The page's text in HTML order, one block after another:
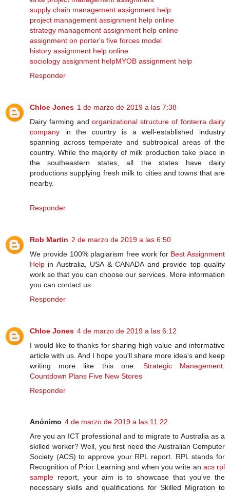
supply chain management assignment help
project management assignment help online
strategy management assignment help online
assignment on porter's five forces model
history assignment help online
sociology assignment helpMYOB assignment help
Responder
Chloe Jones 1 de marzo de 2019 a las 7:38
Dairy farming and organizational structure of fonterra dairy
company in the country is a well-established industry
spanning across temperate and subtropical areas of the
country. While the majority of milk production take place in
the southeastern states, all the states have dairy
productions supplying fresh milk to cities and towns that are
nearby.
Responder
Rob Martin 2 de marzo de 2019 a las 6:50
We provide 100% plagiarism free work for Best Assignment
Help in Australia, USA & CANADA and provide top quality
work so that you can choose our services. More information
you can contact us.
Responder
Chloe Jones 4 de marzo de 2019 a las 6:12
I would like to thanks for sharing high value and informative
article with us. And I hope you'll share more idea's and keep
writing more like this one. Strategic Management:
Countdown Plans Five New Stores
Responder
Anónimo 4 de marzo de 2019 a las 11:22
Are you an ICT professional and to migrate to Australia as a
skilled worker? Well, you first need the Australian Computer
Society (ACS) to approve your RPL report. RPL stands for
Recognition of Prior Learning and when you write an acs rpl
sample report, your aim is to showcase that you've the
necessary skills and qualifications for Skilled Migration to